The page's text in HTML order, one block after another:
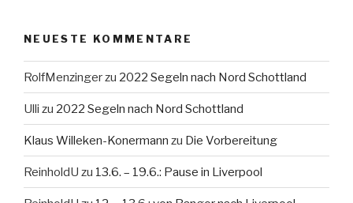
NEUESTE KOMMENTARE
RolfMenzingerzu 2022 Segeln nach Nord Schottland
Ulli zu 2022 Segeln nach Nord Schottland
Klaus Willeken-Konermann zu Die Vorbereitung
ReinholdU zu 13.6. – 19.6.: Pause in Liverpool